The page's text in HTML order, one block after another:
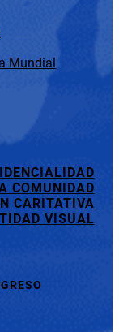
Mundial
COMUNIDAD
CARITATIVA
VISUAL